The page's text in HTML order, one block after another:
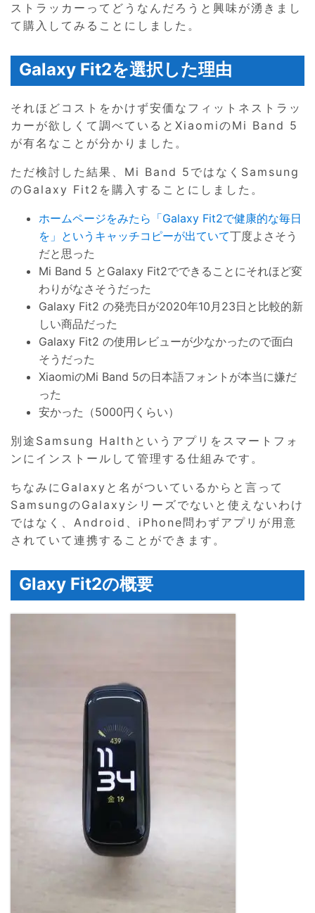
ストラッカーってどうなんだろうと興味が湧きまし
て購入してみることにしました。
Galaxy Fit2を選択した理由
それほどコストをかけず安価なフィットネストラッ
カーが欲しくて調べているとXiaomiのMi Band 5
が有名なことが分かりました。
ただ検討した結果、Mi Band 5ではなくSamsung
のGalaxy Fit2を購入することにしました。
ホームページをみたら「Galaxy Fit2で健康的な毎日
を」というキャッチコピーが出ていて丁度よさそう
だと思った
Mi Band 5 とGalaxy Fit2でできることにそれほど変
わりがなさそうだった
Galaxy Fit2 の発売日が2020年10月23日と比較的新
しい商品だった
Galaxy Fit2 の使用レビューが少なかったので面白
そうだった
XiaomiのMi Band 5の日本語フォントが本当に嫌だ
った
安かった（5000円くらい）
別途Samsung Halthというアプリをスマートフォ
ンにインストールして管理する仕組みです。
ちなみにGalaxyと名がついているからと言って
SamsungのGalaxyシリーズでないと使えないわけ
ではなく、Android、iPhone問わずアプリが用意
されていて連携することができます。
Glaxy Fit2の概要